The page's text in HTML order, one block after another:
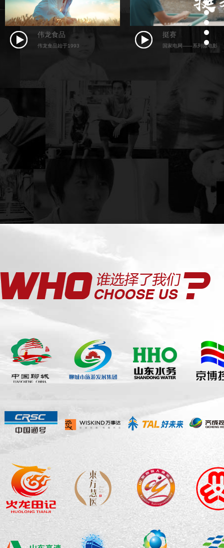
3
4
5
伟龙食品
伟龙食品始于1993
挺赛
国家电网——系列微电影